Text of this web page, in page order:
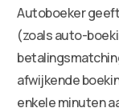
Autoboeker
(zoals auto-
afwijkende
enkele minuten